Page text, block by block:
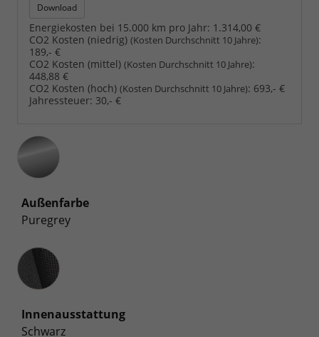
Download
Energiekosten bei 15.000 km pro Jahr: 1.314,00 €
CO2 Kosten (niedrig) (Kosten Durchschnitt 10 Jahre):
189,- €
CO2 Kosten (mittel) (Kosten Durchschnitt 10 Jahre):
448,88 €
CO2 Kosten (hoch) (Kosten Durchschnitt 10 Jahre): 693,- €
Jahressteuer: 30,- €
Außenfarbe
Puregrey
Innenausstattung
Innenausstattung
Schwarz